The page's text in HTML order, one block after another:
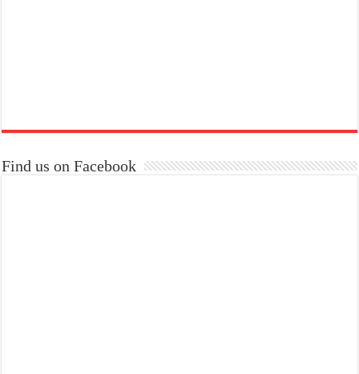
Find us on Facebook